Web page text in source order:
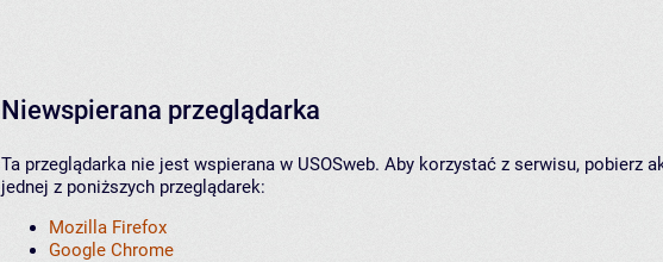
Niewspierana przeglądarka
Ta przeglądarka nie jest wspierana w USOSweb. Aby korzystać z serwisu, pobierz
jednej z poniższych przeglądarek:
Mozilla Firefox
Google Chrome